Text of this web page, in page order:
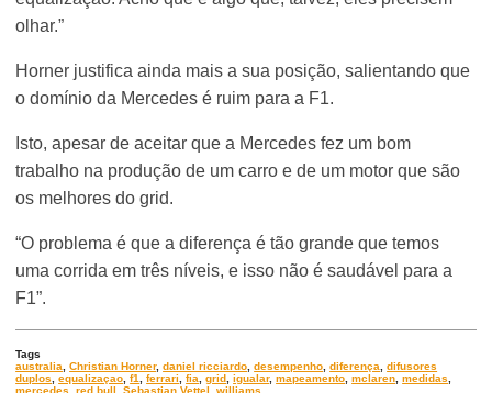
olhar.”
Horner justifica ainda mais a sua posição, salientando que
o domínio da Mercedes é ruim para a F1.
Isto, apesar de aceitar que a Mercedes fez um bom
trabalho na produção de um carro e de um motor que são
os melhores do grid.
“O problema é que a diferença é tão grande que temos
uma corrida em três níveis, e isso não é saudável para a
F1”.
Tags
australia
,Christian Horner,daniel ricciardo ,desempenho ,diferença ,difusores
duplos
,equalizaçao ,f1 ,ferrari ,fia ,grid ,igualar,mapeamento ,mclaren ,medidas
mercedes
,red bull ,Sebastian Vettel ,williams